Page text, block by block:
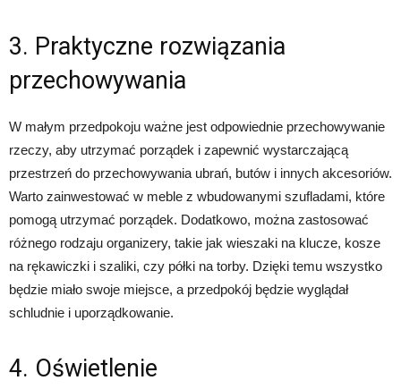
3. Praktyczne rozwiązania
przechowywania
W małym przedpokoju ważne jest odpowiednie przechowywanie
rzeczy, aby utrzymać porządek i zapewnić wystarczającą
przestrzeń do przechowywania ubrań, butów i innych akcesoriów.
Warto zainwestować w meble z wbudowanymi szufladami, które
pomogą utrzymać porządek. Dodatkowo, można zastosować
różnego rodzaju organizery, takie jak wieszaki na klucze, kosze
na rękawiczki i szaliki, czy półki na torby. Dzięki temu wszystko
będzie miało swoje miejsce, a przedpokój będzie wyglądał
schludnie i uporządkowanie.
4. Oświetlenie